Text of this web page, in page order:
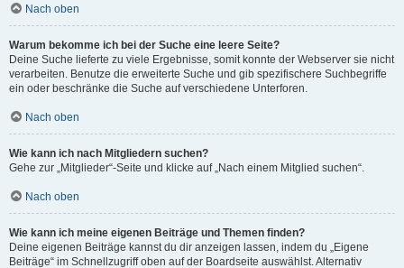
Nach oben
Warum bekomme ich bei der Suche eine leere Seite?
Deine Suche lieferte zu viele Ergebnisse, somit konnte der Webserver sie nicht
verarbeiten. Benutze die erweiterte Suche und gib spezifischere Suchbegriffe
ein oder beschränke die Suche auf verschiedene Unterforen.
Nach oben
Wie kann ich nach Mitgliedern suchen?
Gehe zur „Mitglieder“-Seite und klicke auf „Nach einem Mitglied suchen“.
Nach oben
Wie kann ich meine eigenen Beiträge und Themen finden?
Deine eigenen Beiträge kannst du dir anzeigen lassen, indem du „Eigene
Beiträge“ im Schnellzugriff oben auf der Boardseite auswählst. Alternativ